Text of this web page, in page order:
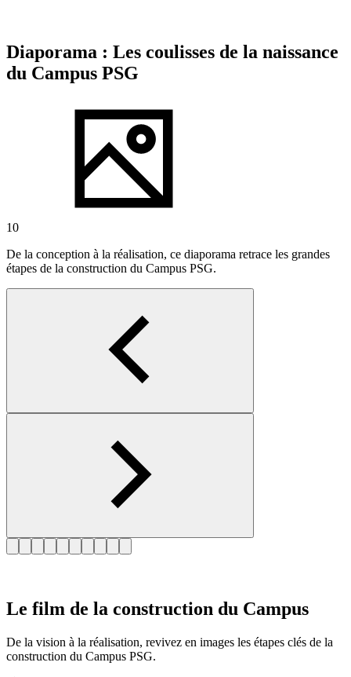
Diaporama : Les coulisses de la naissance
du Campus PSG
10
De la conception à la réalisation, ce diaporama retrace les grandes
étapes de la construction du Campus PSG.
Le film de la construction du Campus
De la vision à la réalisation, revivez en images les étapes clés de la
construction du Campus PSG.